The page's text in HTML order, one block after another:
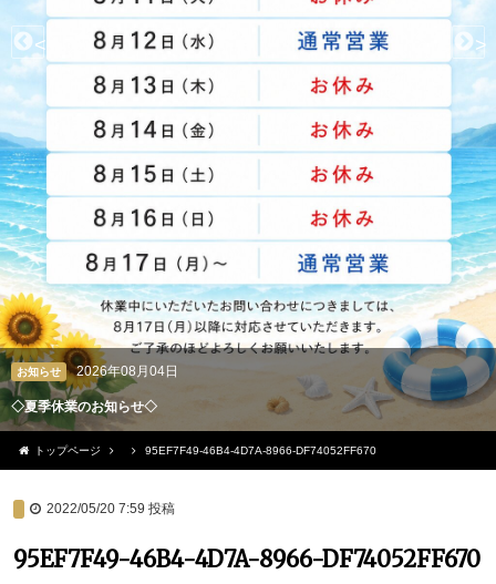
お知らせ 2026年08月04日
◇夏季休業のお知らせ◇
< >
トップページ 95EF7F49-46B4-4D7A-8966-DF74052FF670
2022/05/20 7:59 投稿
95EF7F49-46B4-4D7A-8966-DF74052FF670